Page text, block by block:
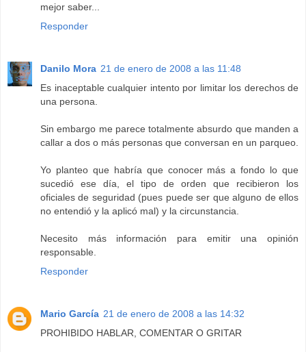
mejor saber...
Responder
Danilo Mora 21 de enero de 2008 a las 11:48
Es inaceptable cualquier intento por limitar los derechos de
una persona.
Sin embargo me parece totalmente absurdo que manden a
callar a dos o más personas que conversan en un parqueo.
Yo planteo que habría que conocer más a fondo lo que
sucedió ese día, el tipo de orden que recibieron los
oficiales de seguridad (pues puede ser que alguno de ellos
no entendió y la aplicó mal) y la circunstancia.
Necesito más información para emitir una opinión
responsable.
Responder
Mario García 21 de enero de 2008 a las 14:32
PROHIBIDO HABLAR, COMENTAR O GRITAR